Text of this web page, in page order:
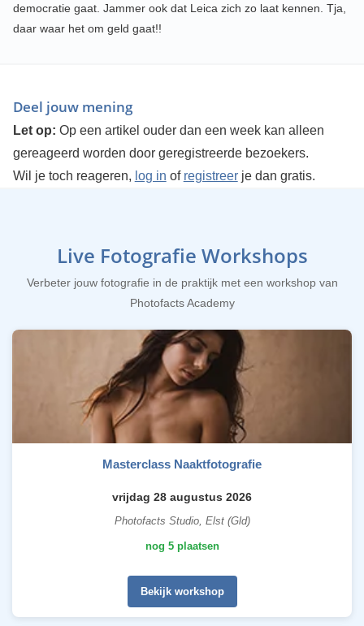
democratie gaat. Jammer ook dat Leica zich zo laat kennen. Tja,
daar waar het om geld gaat!!
Deel jouw mening
Let op: Op een artikel ouder dan een week kan alleen
gereageerd worden door geregistreerde bezoekers.
Wil je toch reageren, log in of registreerje dan gratis.
Live Fotografie Workshops
Verbeter jouw fotografie in de praktijk met een workshop van
Photofacts Academy
Masterclass Naaktfotografie
vrijdag 28 augustus 2026
Photofacts Studio, Elst (Gld)
nog 5 plaatsen
Bekijk workshop